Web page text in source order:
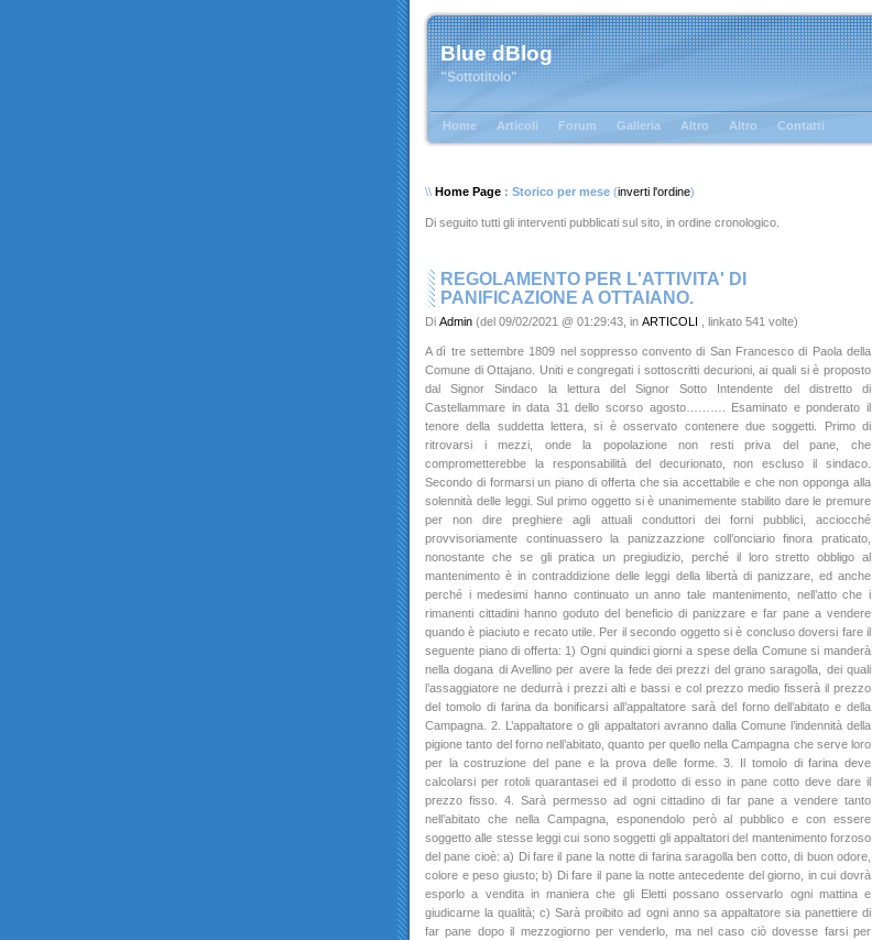
Blue dBlog
"Sottotitolo"
Home Articoli Forum Galleria Altro Altro Contatti
\\ Home Page : Storico per mese (inverti l'ordine)
Di seguito tutti gli interventi pubblicati sul sito, in ordine cronologico.
REGOLAMENTO PER L'ATTIVITA' DI
PANIFICAZIONE A OTTAIANO.
Di Admin (del 09/02/2021 @ 01:29:43, in ARTICOLI , linkato 541 volte)
A dì tre settembre 1809 nel soppresso convento di San Francesco di Paola della
Comune di Ottajano. Uniti e congregati i sottoscritti decurioni, ai quali si è proposto
dal Signor Sindaco la lettura del Signor Sotto Intendente del distretto di
Castellammare in data 31 dello scorso agosto………. Esaminato e ponderato il
tenore della suddetta lettera, si è osservato contenere due soggetti. Primo di
ritrovarsi i mezzi, onde la popolazione non resti priva del pane, che
comprometterebbe la responsabilità del decurionato, non escluso il sindaco.
Secondo di formarsi un piano di offerta che sia accettabile e che non opponga alla
solennità delle leggi. Sul primo oggetto si è unanimemente stabilito dare le premure
per non dire preghiere agli attuali conduttori dei forni pubblici, acciocché
provvisoriamente continuassero la panizzazzione coll’onciario finora praticato,
nonostante che se gli pratica un pregiudizio, perché il loro stretto obbligo al
mantenimento è in contraddizione delle leggi della libertà di panizzare, ed anche
perché i medesimi hanno continuato un anno tale mantenimento, nell’atto che i
rimanenti cittadini hanno goduto del beneficio di panizzare e far pane a vendere
quando è piaciuto e recato utile. Per il secondo oggetto si è concluso doversi fare il
seguente piano di offerta: 1) Ogni quindici giorni a spese della Comune si manderà
nella dogana di Avellino per avere la fede dei prezzi del grano saragolla, dei quali
l’assaggiatore ne dedurrà i prezzi alti e bassi e col prezzo medio fisserà il prezzo
del tomolo di farina da bonificarsi all’appaltatore sarà del forno dell’abitato e della
Campagna. 2. L’appaltatore o gli appaltatori avranno dalla Comune l’indennità della
pigione tanto del forno nell’abitato, quanto per quello nella Campagna che serve loro
per la costruzione del pane e la prova delle forme. 3. Il tomolo di farina deve
calcolarsi per rotoli quarantasei ed il prodotto di esso in pane cotto deve dare il
prezzo fisso. 4. Sarà permesso ad ogni cittadino di far pane a vendere tanto
nell’abitato che nella Campagna, esponendolo però al pubblico e con essere
soggetto alle stesse leggi cui sono soggetti gli appaltatori del mantenimento forzoso
del pane cioè: a) Di fare il pane la notte di farina saragolla ben cotto, di buon odore,
colore e peso giusto; b) Di fare il pane la notte antecedente del giorno, in cui dovrà
esporlo a vendita in maniera che gli Eletti possano osservarlo ogni mattina e
giudicarne la qualità; c) Sarà proibito ad ogni anno sa appaltatore sia panettiere di
far pane dopo il mezzogiorno per venderlo, ma nel caso ciò dovesse farsi per